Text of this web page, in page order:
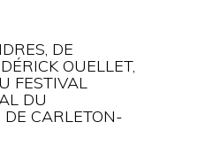
DE
OUELLET,
FESTIVAL
DU
DE CARLETON-